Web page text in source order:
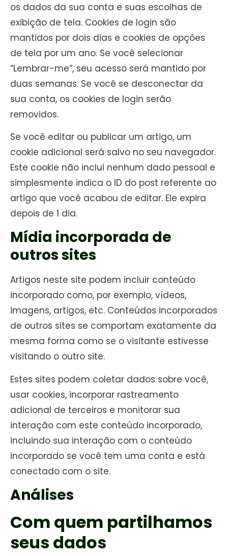
os dados da sua conta e suas escolhas de
exibição de tela. Cookies de login são
mantidos por dois dias e cookies de opções
de tela por um ano. Se você selecionar
“Lembrar-me”, seu acesso será mantido por
duas semanas. Se você se desconectar da
sua conta, os cookies de login serão
removidos.
Se você editar ou publicar um artigo, um
cookie adicional será salvo no seu navegador.
Este cookie não inclui nenhum dado pessoal e
simplesmente indica o ID do post referente ao
artigo que você acabou de editar. Ele expira
depois de 1 dia.
Mídia incorporada de
outros sites
Artigos neste site podem incluir conteúdo
incorporado como, por exemplo, vídeos,
imagens, artigos, etc. Conteúdos incorporados
de outros sites se comportam exatamente da
mesma forma como se o visitante estivesse
visitando o outro site.
Estes sites podem coletar dados sobre você,
usar cookies, incorporar rastreamento
adicional de terceiros e monitorar sua
interação com este conteúdo incorporado,
incluindo sua interação com o conteúdo
incorporado se você tem uma conta e está
conectado com o site.
Análises
Com quem partilhamos
seus dados